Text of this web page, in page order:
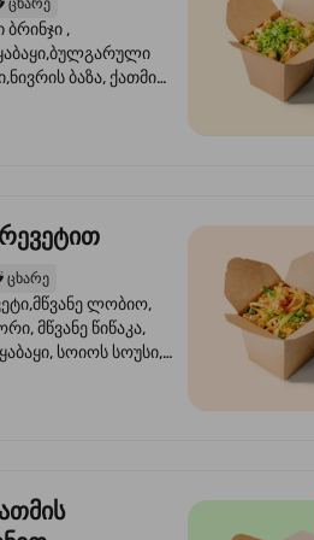
ცხარე
,
ბაზა, ქათმის
ხახვი,სეზამის
ცხარე
ლობიო,
მწვანე წიწაკა,
სოიოს სოუსი,
სოუსი, მწვანე ხახვი,